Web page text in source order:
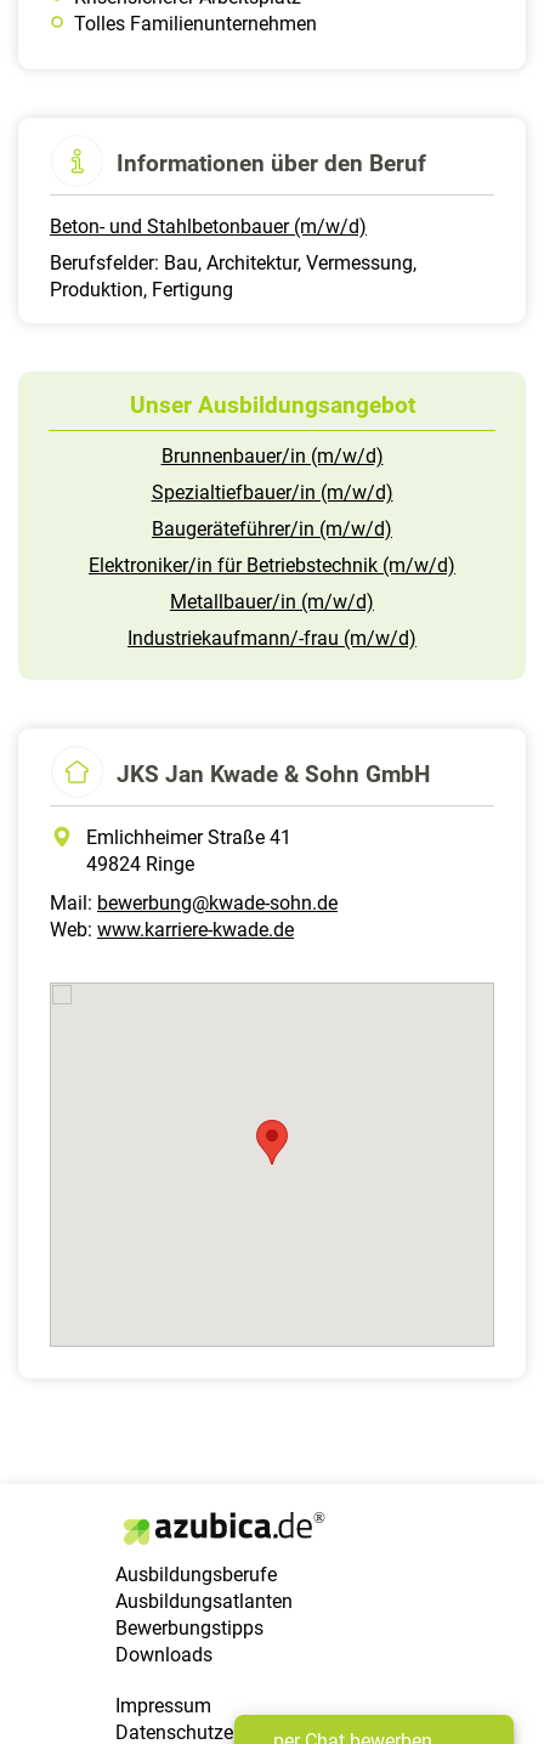
Tolles Familien­unternehmen
Informationen über den Beruf
Beton- und Stahlbetonbauer (m/w/d)
Berufsfelder: Bau, Architektur, Vermessung,
Produktion, Fertigung
Unser Ausbildungsangebot
Brunnenbauer/in (m/w/d)
Spezialtiefbauer/in (m/w/d)
Baugeräteführer/in (m/w/d)
Elektroniker/in für Betriebstechnik (m/w/d)
Metallbauer/in (m/w/d)
Industriekaufmann/-frau (m/w/d)
JKS Jan Kwade & Sohn GmbH
Emlichheimer Straße 41
49824 Ringe
Mail: bewerbung@kwade-sohn.de
Web: www.karriere-kwade.de
Ausbildungsberufe
Ausbildungsatlanten
Bewerbungstipps
Downloads
Impressum
Datenschutzerklärung